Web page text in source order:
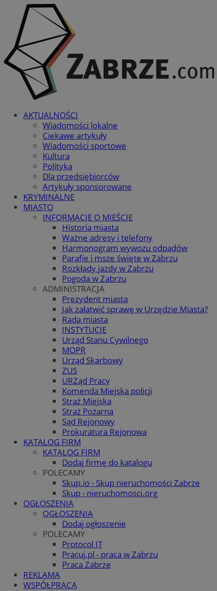
AKTUALNOŚCI
Wiadomości lokalne
Ciekawe artykuły
Wiadomości sportowe
Kultura
Polityka
Dla przedsiębiorców
Artykuły sponsorowane
KRYMINALNE
MIASTO
INFORMACJE O MIEŚCIE
Historia miasta
Ważne adresy i telefony
Harmonogram wywozu odpadów
Parafie i msze święte w Zabrzu
Rozkłady jazdy w Zabrzu
Pogoda w Zabrzu
ADMINISTRACJA
Prezydent miasta
Jak załatwić sprawę w Urzędzie Miasta?
Rada miasta
INSTYTUCJE
Urząd Stanu Cywilnego
MOPR
Urząd Skarbowy
ZUS
URZąd Pracy
Komenda Miejska policji
Straż Miejska
Straż Pożarna
Sąd Rejonowy
Prokuratura Rejonowa
KATALOG FIRM
KATALOG FIRM
Dodaj firmę do katalogu
POLECAMY
Skup.io - Skup nieruchomości Zabrze
Skup - nieruchomosci.org
OGŁOSZENIA
OGŁOSZENIA
Dodaj ogłoszenie
POLECAMY
Protocol IT
Pracuj.pl - praca w Zabrzu
Praca Zabrze
REKLAMA
WSPÓŁPRACA